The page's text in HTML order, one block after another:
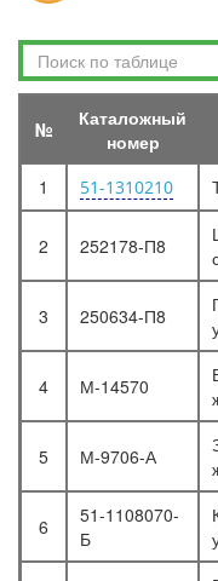
№
Каталожный
номер
1 51-1310210
2 252178-П8
3 250634-П8
4 М-14570
5 М-9706-А
6
51-1108070-
Б